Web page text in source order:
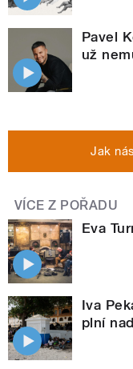
Pavel
už
Jak
VÍCE Z POŘADU
Eva
Iva
plní